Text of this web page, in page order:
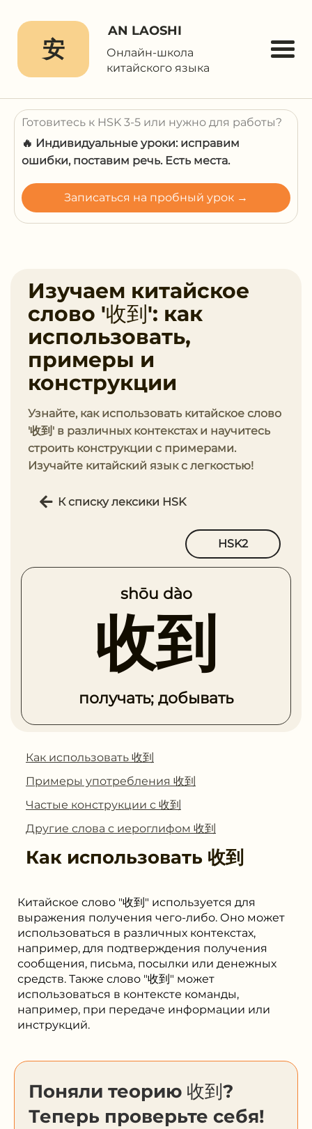
安
AN LAOSHI
Онлайн-школа
китайского языка
Готовитесь к HSK 3-5 или нужно для работы?
🔥 Индивидуальные уроки: исправим
ошибки, поставим речь. Есть места.
Записаться на пробный урок →
Изучаем китайское
слово '收到': как
использовать,
примеры и
конструкции
Узнайте, как использовать китайское слово
'收到' в различных контекстах и научитесь
строить конструкции с примерами.
Изучайте китайский язык с легкостью!
К списку лексики HSK
HSK2
shōu dào
收到
получать; добывать
Как использовать 收到
Примеры употребления 收到
Частые конструкции с 收到
Другие слова с иероглифом 收到
Как использовать 收到
Китайское слово "收到" используется для
выражения получения чего-либо. Оно может
использоваться в различных контекстах,
например, для подтверждения получения
сообщения, письма, посылки или денежных
средств. Также слово "收到" может
использоваться в контексте команды,
например, при передаче информации или
инструкций.
Поняли теорию 收到?
Теперь проверьте себя!